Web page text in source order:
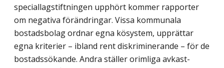
speciallagstiftningen upphört kommer rapporter
om negativa förändringar. Vissa kommunala
bostadsbolag ordnar egna kösystem, upprättar
egna kriterier – ibland rent diskriminerande – för de
bostadssökande. Andra ställer orimliga avkast­